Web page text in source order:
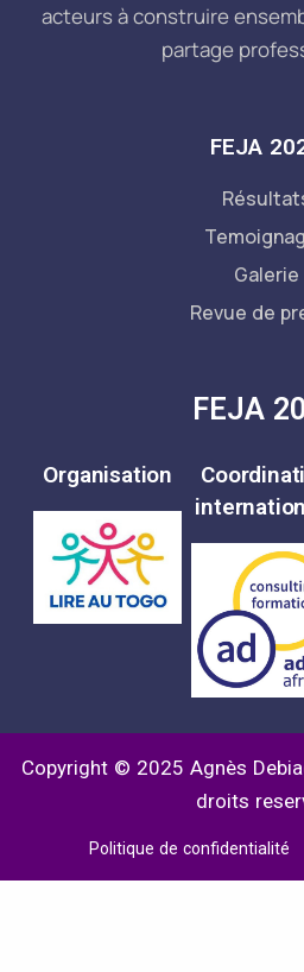
acteurs à construire
partage
FEJA
Galerie
Revue de
FEJA
Organisation
Copyright © 2025 Agnès
droits
Politique de confidentialité